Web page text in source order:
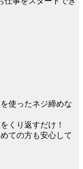
使ったネジ締めな
くり返すだけ！
ての方も安心して